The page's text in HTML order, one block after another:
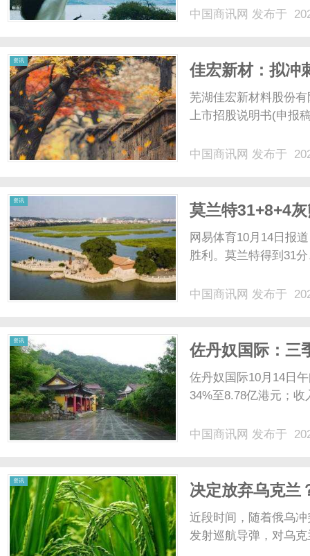
中国商讯网 发布于
资讯
佳宏新材：拟冲
元，近年来毛利
芜湖佳宏新材料股份
上市招股说明书(申报
中国商讯网 发布于
资讯
莫兰特31+8+4
网易体育10月14日报
胜利。莫兰特得到31
中国商讯网 发布于
资讯
佐丹奴国际：三
佐丹奴国际10月14日
34%至8.78亿港元；
中国商讯网 发布于
资讯
决定放弃乌克兰
欠喜剧演员
近段时间，随着俄乌
发射巡航导弹，对乌